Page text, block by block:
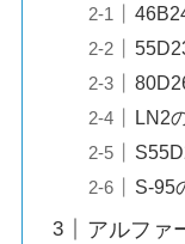
LN2
S-95
アルファ